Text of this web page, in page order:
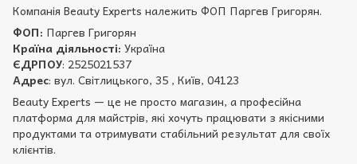
Компанія Beauty Experts належить ФОП Паргев Григорян.
ФОП: Паргев Григорян
Країна діяльності: Україна
ЄДРПОУ: 2525021537
Адрес: вул. Світлицького, 35 , Київ, 04123
Beauty Experts — це не просто магазин, а професійна
платформа для майстрів, які хочуть працювати з якісними
продуктами та отримувати стабільний результат для своїх
клієнтів.